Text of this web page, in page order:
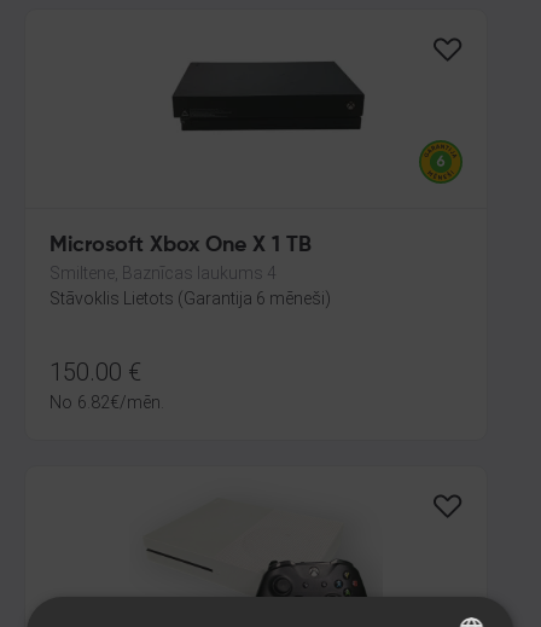
Microsoft Xbox One X 1 TB
Smiltene, Baznīcas laukums 4
Stāvoklis Lietots (Garantija 6 mēneši)
150.00 €
No 6.82€/mēn.